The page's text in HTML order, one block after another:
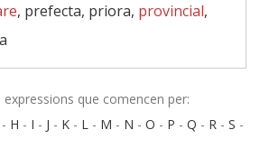
, prefecta, priora, provincial,
que comencen per:
- H - I - J - K - L - M - N - O - P - Q - R - S -